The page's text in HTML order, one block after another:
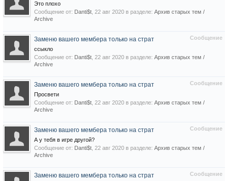
Это плохо
Сообщение от: Danti$t 22 авг 2020 в разделе: Архив старых тем /
Archive
Сообщение
Заменю вашего мембера только на страт
ссыкло
Сообщение от: Danti$t 22 авг 2020 в разделе: Архив старых тем /
Archive
Сообщение
Заменю вашего мембера только на страт
Просвети
Сообщение от: Danti$t 22 авг 2020 в разделе: Архив старых тем /
Archive
Сообщение
Заменю вашего мембера только на страт
А у тебя в игре другой?
Сообщение от: Danti$t 22 авг 2020 в разделе: Архив старых тем /
Archive
Сообщение
Заменю вашего мембера только на страт